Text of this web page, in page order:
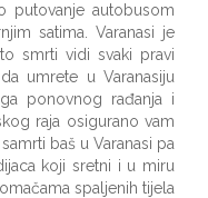
putovanje autobusom
satima. Varanasi je
smrti vidi svaki pravi
umrete u Varanasiju
ponovnog rađanja i
raja osigurano vam
baš u Varanasi pa
koji sretni i u miru
spaljenih tijela